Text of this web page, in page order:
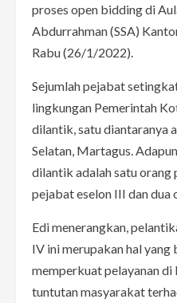
proses open bidding di
Abdurrahman (SSA)
Rabu (26/1/2022).
Sejumlah pejabat
lingkungan Pemerintah
dilantik, satu diantaranya
Selatan, Martagus.
dilantik adalah satu orang
pejabat eselon III dan dua
Edi menerangkan,
IV ini merupakan hal yang
memperkuat pelayanan
tuntutan masyarakat